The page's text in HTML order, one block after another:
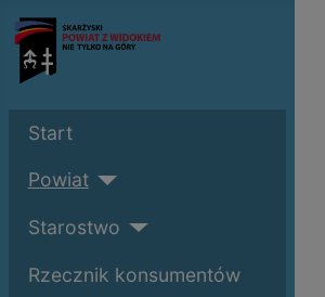
Start
Powiat
Starostwo
Rzecznik konsumentów